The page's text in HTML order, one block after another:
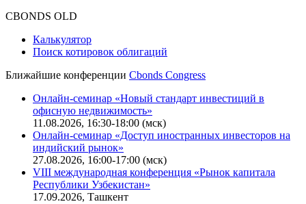
CBONDS OLD
Калькулятор
Поиск котировок облигаций
Ближайшие конференции Cbonds Congress
Онлайн-семинар «Новый стандарт инвестиций в
офисную недвижимость»
11.08.2026, 16:30-18:00 (мск)
Онлайн-семинар «Доступ иностранных инвесторов на
индийский рынок»
27.08.2026, 16:00-17:00 (мск)
VIII международная конференция «Рынок капитала
Республики Узбекистан»
17.09.2026, Ташкент